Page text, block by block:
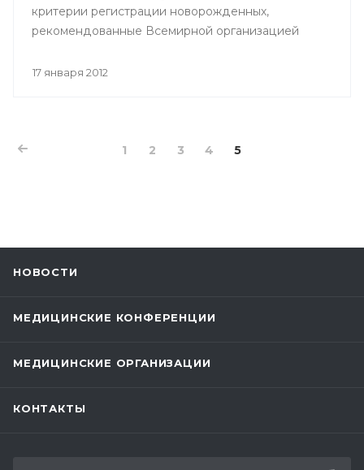
критерии регистрации новорожденных,
рекомендованные Всемирной организацией
страны будут выхаживать младенцев с
младенческой смертности и улучшению
17 января 2012
1 2 3 4 5
НОВОСТИ
МЕДИЦИНСКИЕ КОНФЕРЕНЦИИ
МЕДИЦИНСКИЕ ОРГАНИЗАЦИИ
КОНТАКТЫ